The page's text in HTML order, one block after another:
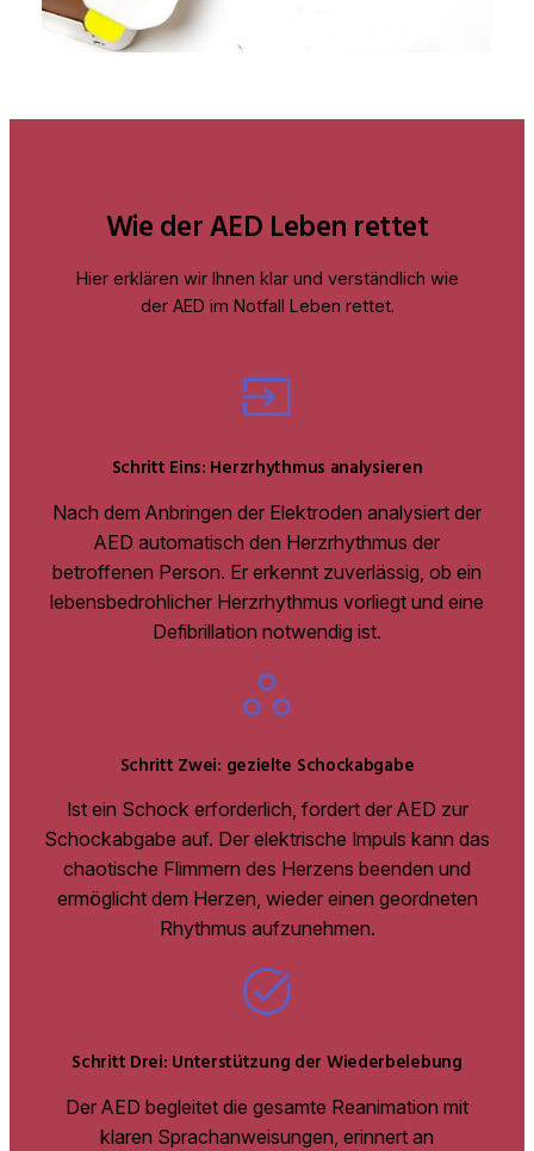
Wie der AED Leben rettet
Hier erklären wir Ihnen klar und verständlich wie
der AED im Notfall Leben rettet.
Schritt Eins: Herzrhythmus analysieren
Nach dem Anbringen der Elektroden analysiert der
AED automatisch den Herzrhythmus der
betroffenen Person. Er erkennt zuverlässig, ob ein
lebensbedrohlicher Herzrhythmus vorliegt und eine
Defibrillation notwendig ist.
Schritt Zwei: gezielte Schockabgabe
Ist ein Schock erforderlich, fordert der AED zur
Schockabgabe auf. Der elektrische Impuls kann das
chaotische Flimmern des Herzens beenden und
ermöglicht dem Herzen, wieder einen geordneten
Rhythmus aufzunehmen.
Schritt Drei: Unterstützung der Wiederbelebung
Der AED begleitet die gesamte Reanimation mit
klaren Sprachanweisungen, erinnert an